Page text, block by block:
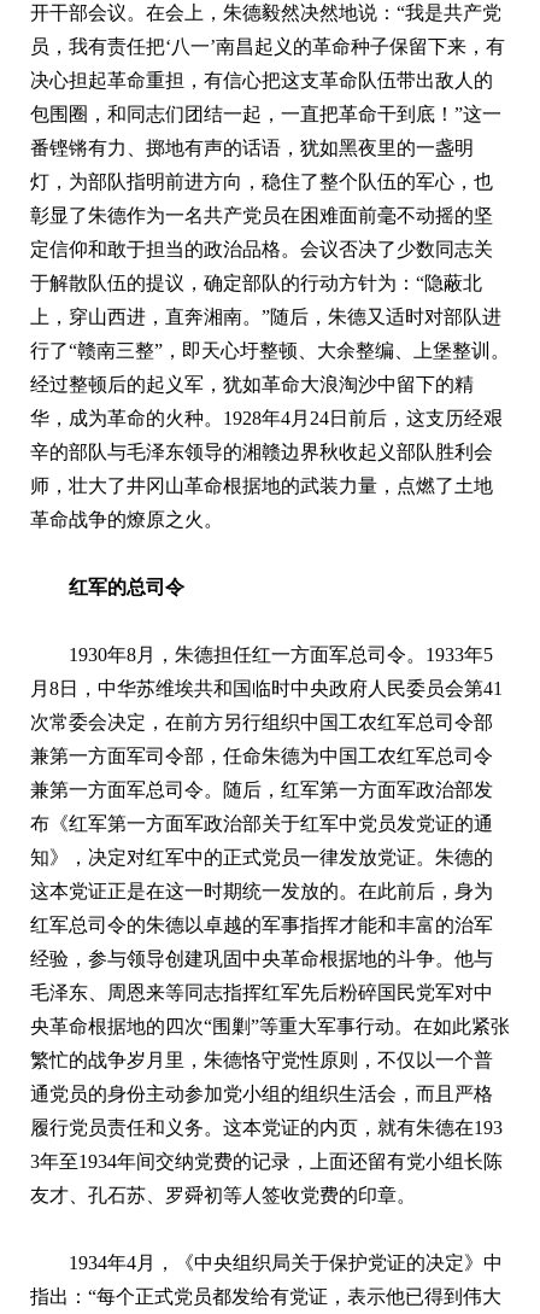
开干部会议。在会上，朱德毅然决然地说：“我是共产党
员，我有责任把‘八一’南昌起义的革命种子保留下来，有
决心担起革命重担，有信心把这支革命队伍带出敌人的
包围圈，和同志们团结一起，一直把革命干到底！”这一
番铿锵有力、掷地有声的话语，犹如黑夜里的一盏明
灯，为部队指明前进方向，稳住了整个队伍的军心，也
彰显了朱德作为一名共产党员在困难面前毫不动摇的坚
定信仰和敢于担当的政治品格。会议否决了少数同志关
于解散队伍的提议，确定部队的行动方针为：“隐蔽北
上，穿山西进，直奔湘南。”随后，朱德又适时对部队进
行了“赣南三整”，即天心圩整顿、大余整编、上堡整训。
经过整顿后的起义军，犹如革命大浪淘沙中留下的精
华，成为革命的火种。1928年4月24日前后，这支历经艰
辛的部队与毛泽东领导的湘赣边界秋收起义部队胜利会
师，壮大了井冈山革命根据地的武装力量，点燃了土地
革命战争的燎原之火。
红军的总司令
1930年8月，朱德担任红一方面军总司令。1933年5
月8日，中华苏维埃共和国临时中央政府人民委员会第41
次常委会决定，在前方另行组织中国工农红军总司令部
兼第一方面军司令部，任命朱德为中国工农红军总司令
兼第一方面军总司令。随后，红军第一方面军政治部发
布《红军第一方面军政治部关于红军中党员发党证的通
知》，决定对红军中的正式党员一律发放党证。朱德的
这本党证正是在这一时期统一发放的。在此前后，身为
红军总司令的朱德以卓越的军事指挥才能和丰富的治军
经验，参与领导创建巩固中央革命根据地的斗争。他与
毛泽东、周恩来等同志指挥红军先后粉碎国民党军对中
央革命根据地的四次“围剿”等重大军事行动。在如此紧张
繁忙的战争岁月里，朱德恪守党性原则，不仅以一个普
通党员的身份主动参加党小组的组织生活会，而且严格
履行党员责任和义务。这本党证的内页，就有朱德在193
3年至1934年间交纳党费的记录，上面还留有党小组长陈
友才、孔石苏、罗舜初等人签收党费的印章。
1934年4月，《中央组织局关于保护党证的决定》中
指出：“每个正式党员都发给有党证，表示他已得到伟大